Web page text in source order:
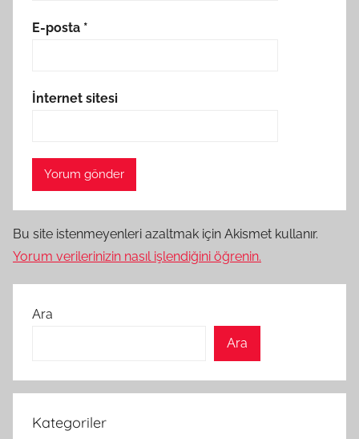
E-posta *
İnternet sitesi
Bu site istenmeyenleri azaltmak için Akismet kullanır.
Yorum verilerinizin nasıl işlendiğini öğrenin.
Ara
Ara
Kategoriler